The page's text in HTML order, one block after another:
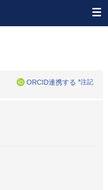
ORCID連携する *注記